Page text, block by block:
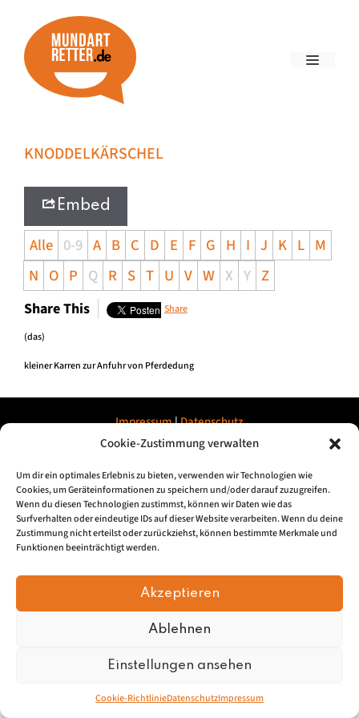
Cookie-Zustimmung verwalten
Um dir ein optimales Erlebnis zu bieten, verwenden wir Technologien wie
Cookies, um Geräteinformationen zu speichern und/oder darauf zuzugreifen.
Wenn du diesen Technologien zustimmst, können wir Daten wie das
Surfverhalten oder eindeutige IDs auf dieser Website verarbeiten. Wenn du deine
Zustimmung nicht erteilst oder zurückziehst, können bestimmte Merkmale und
Funktionen beeinträchtigt werden.
Akzeptieren
Ablehnen
Einstellungen ansehen
Cookie-RichtlinieDatenschutzImpressum
KNODDELKÄRSCHEL
Embed
Alle 0-9 A B C D E F G H I J K L M
N O P Q R S T U V W X Y Z
Share This Share
(das)
kleiner Karren zur Anfuhr von Pferdedung
Impressum|Datenschutz